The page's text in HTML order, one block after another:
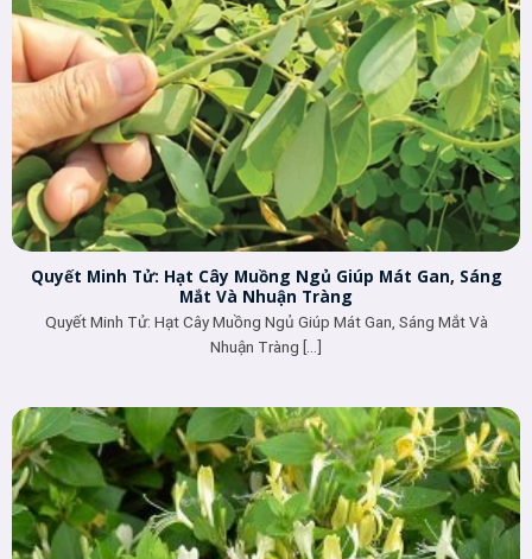
Quyết Minh Tử: Hạt Cây Muồng Ngủ Giúp Mát Gan, Sáng
Mắt Và Nhuận Tràng
Quyết Minh Tử: Hạt Cây Muồng Ngủ Giúp Mát Gan, Sáng Mắt Và
Nhuận Tràng [...]